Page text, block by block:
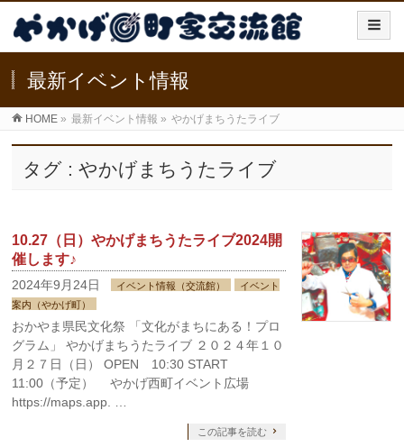
最新イベント情報
HOME » 最新イベント情報 » やかげまちうたライブ
タグ : やかげまちうたライブ
10.27（日）やかげまちうたライブ2024開
催します♪
2024年9月24日 イベント情報（交流館）
イベント
案内（やかげ町）
おかやま県民文化祭 「文化がまちにある！プロ
グラム」 やかげまちうたライブ ２０２４年１０
月２７日（日） OPEN 10:30 START
11:00（予定） やかげ西町イベント広場
https://maps.app. …
この記事を読む